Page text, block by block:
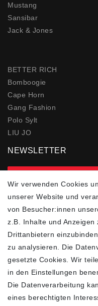
Mustang
Sansibar
Jack & Jones
BETTER RICH
Bomboogie
Cape Horn
Gang Fashion
Polo Sylt
LIU JO
NEWSLETTER
FOLGEN SIE UNS
ZAHLUNGSARTEN
Wir verwenden Cookies
unserer Website und
von Besucher:innen
z.B. Inhalte und
Drittanbietern
zu analysieren. Die
gesetzte Cookies. Wir
in den Einstellungen
Die Datenverarbeitung
eines berechtigten